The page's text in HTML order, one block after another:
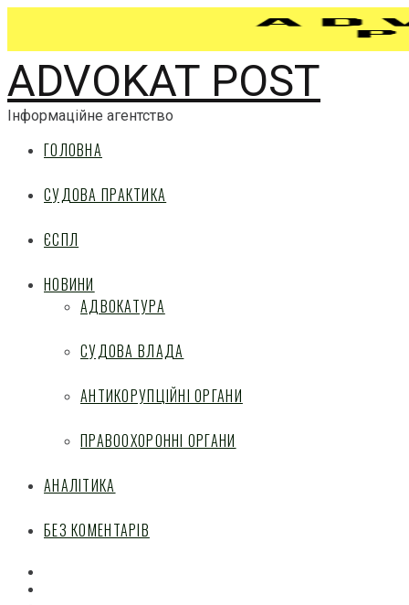
ADVOKAT POST
Інформаційне агентство
ГОЛОВНА
СУДОВА ПРАКТИКА
ЄСПЛ
НОВИНИ
АДВОКАТУРА
СУДОВА ВЛАДА
АНТИКОРУПЦІЙНІ ОРГАНИ
ПРАВООХОРОННІ ОРГАНИ
АНАЛІТИКА
БЕЗ КОМЕНТАРІВ